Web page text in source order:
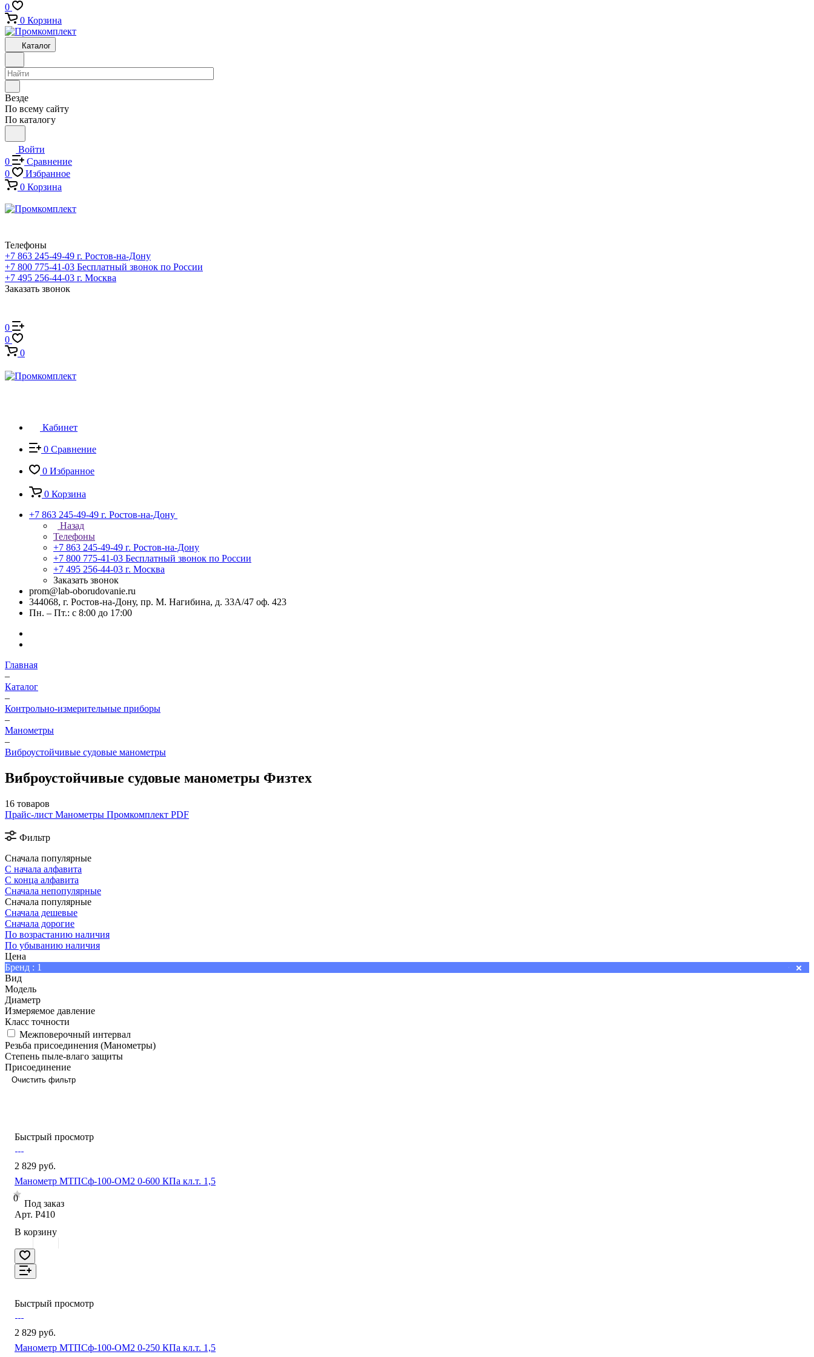
0
0 Корзина
Каталог
Везде
По всему сайту
По каталогу
Войти
0
Сравнение
0
Избранное
0 Корзина
Телефоны
+7 863 245-49-49 г. Ростов-на-Дону
+7 800 775-41-03 Бесплатный звонок по России
+7 495 256-44-03 г. Москва
Заказать звонок
0
0
0
Кабинет
0 Сравнение
0 Избранное
0 Корзина
+7 863 245-49-49 г. Ростов-на-Дону
Назад
Телефоны
+7 863 245-49-49 г. Ростов-на-Дону
+7 800 775-41-03 Бесплатный звонок по России
+7 495 256-44-03 г. Москва
Заказать звонок
prom@lab-oborudovanie.ru
344068, г. Ростов-на-Дону, пр. М. Нагибина, д. 33А/47 оф. 423
Пн. – Пт.: с 8:00 до 17:00
Главная
–
Каталог
–
Контрольно-измерительные приборы
–
Манометры
–
Виброустойчивые судовые манометры
Виброустойчивые судовые манометры Физтех
16 товаров
Прайс-лист Манометры Промкомплект PDF
Фильтр
Сначала популярные
С начала алфавита
С конца алфавита
Сначала непопулярные
Сначала популярные
Сначала дешевые
Сначала дорогие
По возрастанию наличия
По убыванию наличия
Цена
Бренд : 1
Вид
Модель
Диаметр
Измеряемое давление
Класс точности
Межповерочный интервал
Резьба присоединения (Манометры)
Степень пыле-влаго защиты
Присоединение
Очистить фильтр
Быстрый просмотр
2 829 руб.
Манометр МТПСф-100-ОМ2 0-600 КПа кл.т. 1,5
0
Под заказ
Арт. P410
В корзину
Быстрый просмотр
2 829 руб.
Манометр МТПСф-100-ОМ2 0-250 КПа кл.т. 1,5